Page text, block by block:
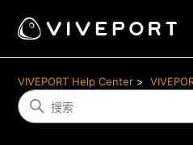
VIVEPORT Help Center